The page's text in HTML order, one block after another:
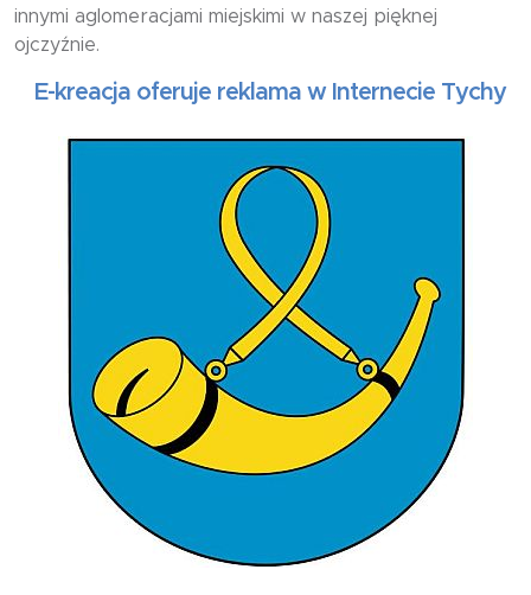
innymi aglomeracjami miejskimi w naszej pięknej
ojczyźnie.
oferuje reklama w Internecie Tychy